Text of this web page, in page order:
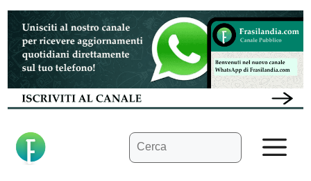
Vai
contenuto
Ricerca
per: